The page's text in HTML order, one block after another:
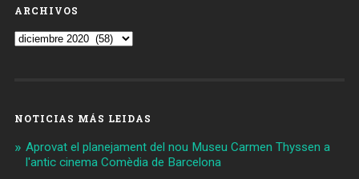
ARCHIVOS
Archivos
NOTICIAS MÁS LEIDAS
Aprovat el planejament del nou Museu Carmen Thyssen a
l'antic cinema Comèdia de Barcelona